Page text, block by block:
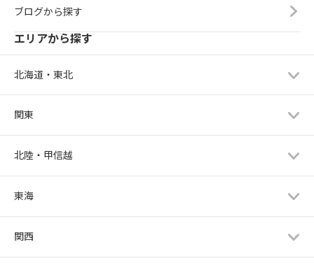
ブログから探す
エリアから探す
北海道・東北
関東
北陸・甲信越
東海
関西